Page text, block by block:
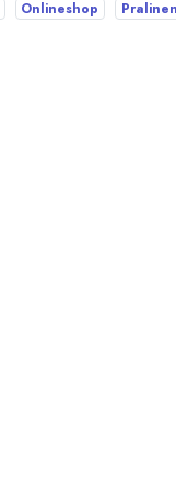
Onlineshop Pralinen